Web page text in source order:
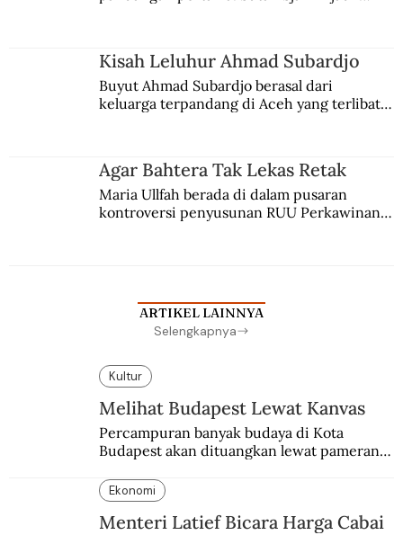
Kisah Leluhur Ahmad Subardjo
Buyut Ahmad Subardjo berasal dari
keluarga terpandang di Aceh yang terlibat
Agar Bahtera Tak Lekas Retak
Maria Ullfah berada di dalam pusaran
kontroversi penyusunan RUU Perkawinan.
ARTIKEL LAINNYA
Selengkapnya
Kultur
Melihat Budapest Lewat Kanvas
Percampuran banyak budaya di Kota
Budapest akan dituangkan lewat pameran
Ekonomi
Menteri Latief Bicara Harga Cabai